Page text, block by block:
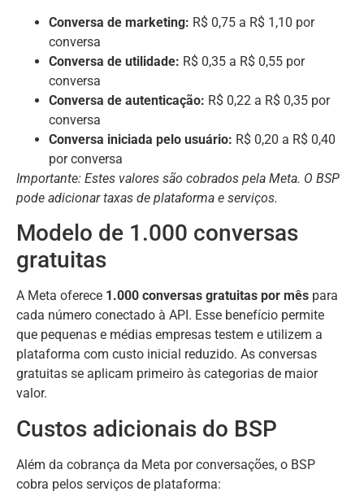
Conversa de marketing: R$ 0,75 a R$ 1,10 por
conversa
Conversa de utilidade: R$ 0,35 a R$ 0,55 por
conversa
Conversa de autenticação: R$ 0,22 a R$ 0,35 por
conversa
Conversa iniciada pelo usuário: R$ 0,20 a R$ 0,40
por conversa
Importante: Estes valores são cobrados pela Meta. O BSP
pode adicionar taxas de plataforma e serviços.
Modelo de 1.000 conversas
gratuitas
A Meta oferece 1.000 conversas gratuitas por mês para
cada número conectado à API. Esse benefício permite
que pequenas e médias empresas testem e utilizem a
plataforma com custo inicial reduzido. As conversas
gratuitas se aplicam primeiro às categorias de maior
valor.
Custos adicionais do BSP
Além da cobrança da Meta por conversações, o BSP
cobra pelos serviços de plataforma: